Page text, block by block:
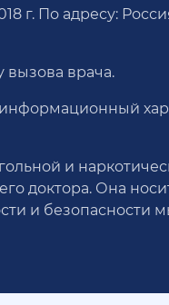
г. По адресу:
вызова врача.
и
доктора. Она
и безопасности